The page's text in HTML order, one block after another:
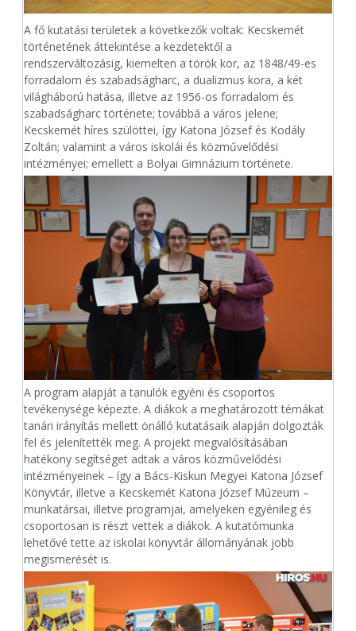
A fő kutatási területek a következők voltak: Kecskemét
történetének áttekintése a kezdetektől a
rendszerváltozásig, kiemelten a török kor, az 1848/49-es
forradalom és szabadságharc, a dualizmus kora, a két
világháború hatása, illetve az 1956-os forradalom és
szabadságharc története; továbbá a város jelene;
Kecskemét híres szülöttei, így Katona József és Kodály
Zoltán; valamint a város iskolái és közművelődési
intézményei; emellett a Bolyai Gimnázium története.
A program alapját a tanulók egyéni és csoportos
tevékenysége képezte. A diákok a meghatározott témákat
tanári irányítás mellett önálló kutatásaik alapján dolgozták
fel és jelenítették meg. A projekt megvalósításában
hatékony segítséget adtak a város közművelődési
intézményeinek – így a Bács-Kiskun Megyei Katona József
Könyvtár, illetve a Kecskemét Katona József Múzeum –
munkatársai, illetve programjai, amelyeken egyénileg és
csoportosan is részt vettek a diákok. A kutatómunka
lehetővé tette az iskolai könyvtár állományának jobb
megismerését is.